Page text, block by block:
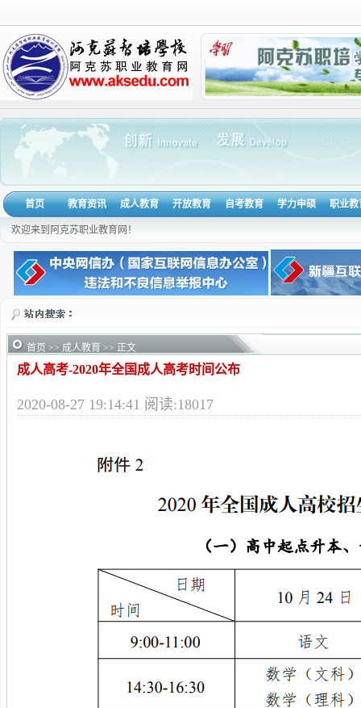
首页 教育资讯 成人教育 开放教育 自考教育 学力申硕 职业教
欢迎来到阿克苏职业教育网！
首页 >> 成人教育 >> 正文
成人高考-2020年全国成人高考时间公布
2020-08-27 19:14:41 阅读:18017